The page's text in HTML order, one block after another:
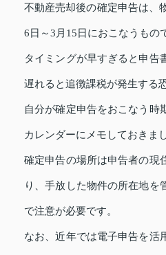
不動産売却後の確定申告は、
6日～3月15日におこなうもの
タイミングが早すぎると申告
遅れると追徴課税が発生する
自分が確定申告をおこなう時
カレンダーにメモしておきま
確定申告の場所は申告者の現
り、手放した物件の所在地を
で注意が必要です。
なお、近年では電子申告を活